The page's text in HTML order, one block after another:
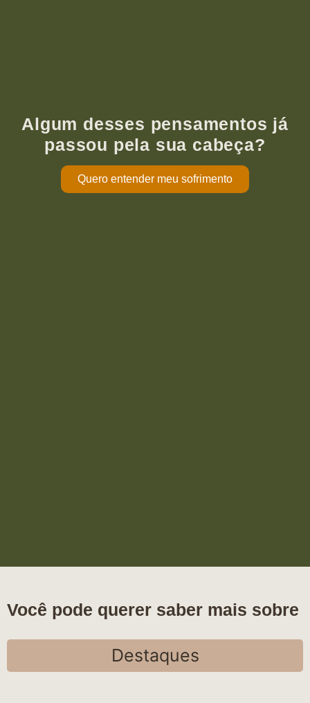
Algum desses pensamentos já
passou pela sua cabeça?
Quero entender meu sofrimento
Você pode querer saber mais sobre
Destaques